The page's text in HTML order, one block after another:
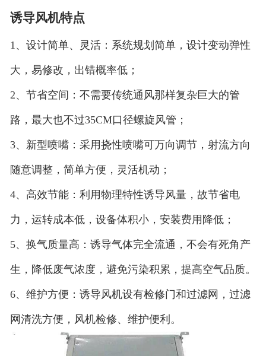
诱导风机特点
1、设计简单、灵活：系统规划简单，设计变动弹性
大，易修改，出错概率低；
2、节省空间：不需要传统通风那样复杂巨大的管
路，最大也不过35CM口径螺旋风管；
3、新型喷嘴：采用挠性喷嘴可万向调节，射流方向
随意调整，简单方便，灵活机动；
4、高效节能：利用物理特性诱导风量，故节省电
力，运转成本低，设备体积小，安装费用降低；
5、换气质量高：诱导气体完全流通，不会有死角产
生，降低废气浓度，避免污染积累，提高空气品质。
6、维护方便：诱导风机设有检修门和过滤网，过滤
网清洗方便，风机检修、维护便利。